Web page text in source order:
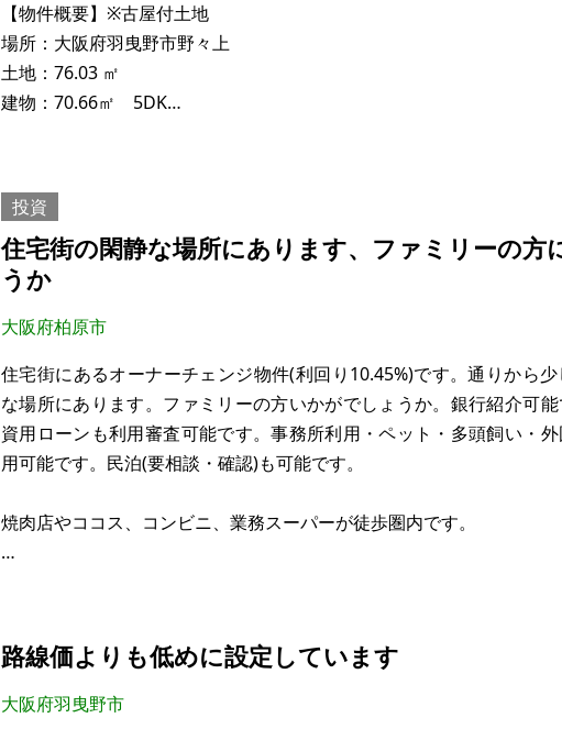
路線価/東33E(3.3万円/
【物件概要】※古屋付土地
場所：大阪府羽曳野市野々上
土地：76.03 ㎡
建物：70.66㎡ 5DK
希望価格：463万円
都市ガス、下水道は公共です。
投資
住宅街の閑静な場所にあります、ファミリーの方
うか
大阪府柏原市
住宅街にあるオーナーチェンジ物件(利回り10.45%)です。通りから
な場所にあります。ファミリーの方いかがでしょうか。銀行紹介可
資用ローンも利用審査可能です。事務所利用・ペット・多頭飼い・
用可能です。民泊(要相談・確認)も可能です。
焼肉店やココス、コンビニ、業務スーパーが徒歩圏内です。
オーナーチェンジ物件(利回り10.45%)です。
路線価よりも低めに設定しています
大阪府羽曳野市